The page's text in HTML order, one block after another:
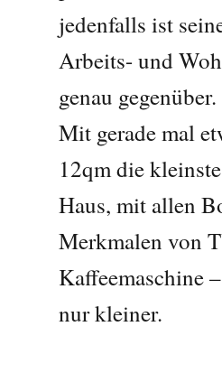
jedenfalls ist
Arbeits- und
genau gegenüber.
Mit gerade mal
12qm die
Haus, mit allen
Merkmalen von
Kaffeemaschine
nur kleiner.